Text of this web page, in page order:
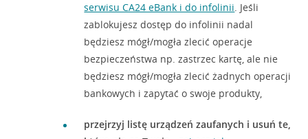
serwisu CA24 eBank i do infolinii. Jeśli
zablokujesz dostęp do infolinii nadal
będziesz mógł/mogła zlecić operacje
bezpieczeństwa np. zastrzec kartę, ale nie
będziesz mógł/mogła zlecić żadnych operacji
bankowych i zapytać o swoje produkty,
przejrzyj listę urządzeń zaufanych i usuń te,